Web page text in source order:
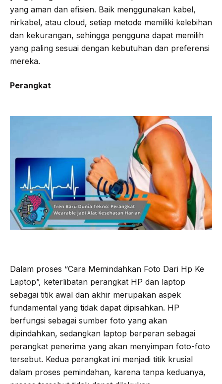
yang aman dan efisien. Baik menggunakan kabel,
nirkabel, atau cloud, setiap metode memiliki kelebihan
dan kekurangan, sehingga pengguna dapat memilih
yang paling sesuai dengan kebutuhan dan preferensi
mereka.
Perangkat
Dalam proses “Cara Memindahkan Foto Dari Hp Ke
Laptop”, keterlibatan perangkat HP dan laptop
sebagai titik awal dan akhir merupakan aspek
fundamental yang tidak dapat dipisahkan. HP
berfungsi sebagai sumber foto yang akan
dipindahkan, sedangkan laptop berperan sebagai
perangkat penerima yang akan menyimpan foto-foto
tersebut. Kedua perangkat ini menjadi titik krusial
dalam proses pemindahan, karena tanpa keduanya,